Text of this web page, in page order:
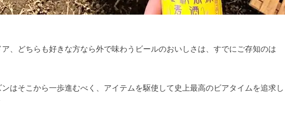
、どちらも好きな方なら外で味わうビールのおいしさは、すでにご存知のは
はそこから一歩進むべく、アイテムを駆使して史上最高のビアタイムを追求し